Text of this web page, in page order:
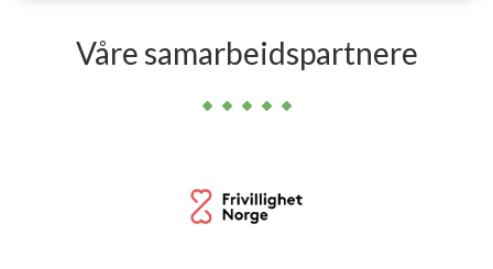
Våre samarbeidspartnere